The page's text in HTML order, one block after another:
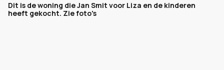
Dit is de woning die Jan Smit voor Liza en de kinderen
heeft gekocht. Zie foto's